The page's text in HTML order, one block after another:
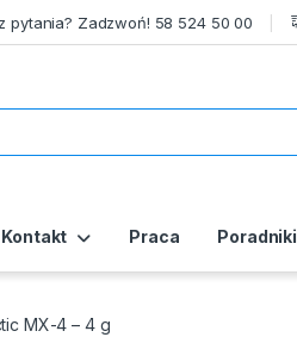
pytania? Zadzwoń! 58 524 50 00
Kontakt Praca Poradniki
MX-4 – 4 g